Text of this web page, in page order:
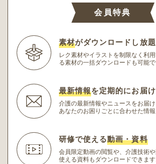
会員特典
素材がダウンロードし放題
レク素材やイラストを制限なく利用
る素材の一括ダウンロードも可能で
最新情報を定期的にお届け
介護の最新情報やニュースをお届け
あなたのお困りごとに合わせた情報
研修で使える動画・資料
会員限定動画の閲覧や、介護技術
使える資料もダウンロードできます